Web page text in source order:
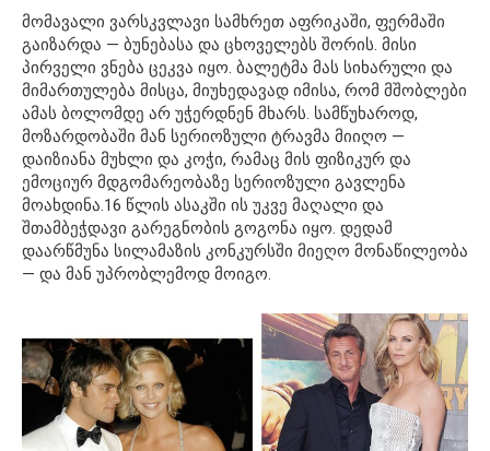
მომავალი ვარსკვლავი სამხრეთ აფრიკაში, ფერმაში
გაიზარდა — ბუნებასა და ცხოველებს შორის. მისი
პირველი ვნება ცეკვა იყო. ბალეტმა მას სიხარული და
მიმართულება მისცა, მიუხედავად იმისა, რომ მშობლები
ამას ბოლომდე არ უჭერდნენ მხარს. სამწუხაროდ,
მოზარდობაში მან სერიოზული ტრავმა მიიღო —
დაიზიანა მუხლი და კოჭი, რამაც მის ფიზიკურ და
ემოციურ მდგომარეობაზე სერიოზული გავლენა
მოახდინა.16 წლის ასაკში ის უკვე მაღალი და
შთამბეჭდავი გარეგნობის გოგონა იყო. დედამ
დაარწმუნა სილამაზის კონკურსში მიეღო მონაწილეობა
— და მან უპრობლემოდ მოიგო.